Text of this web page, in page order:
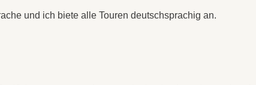
und ich biete alle Touren deutschsprachig an.